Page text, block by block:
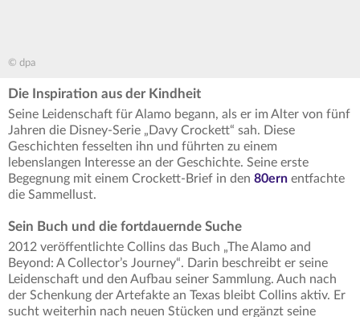
© dpa
Die Inspiration aus der Kindheit
Seine Leidenschaft für Alamo begann, als er im Alter von fünf
Jahren die Disney-Serie „Davy Crockett“ sah. Diese
Geschichten fesselten ihn und führten zu einem
lebenslangen Interesse an der Geschichte. Seine erste
Begegnung mit einem Crockett-Brief in den 80ern entfachte
die Sammellust.
Sein Buch und die fortdauernde Suche
2012 veröffentlichte Collins das Buch „The Alamo and
Beyond: A Collector’s Journey“. Darin beschreibt er seine
Leidenschaft und den Aufbau seiner Sammlung. Auch nach
der Schenkung der Artefakte an Texas bleibt Collins aktiv. Er
sucht weiterhin nach neuen Stücken und ergänzt seine